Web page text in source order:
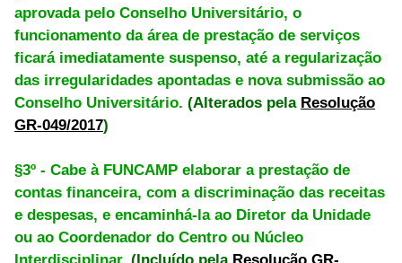
aprovada pelo Conselho Universitário, o
funcionamento da área de prestação de serviços
ficará imediatamente suspenso, até a regularização
das irregularidades apontadas e nova submissão ao
Conselho Universitário. (Alterados pela Resolução
GR-049/2017)
§3º - Cabe à FUNCAMP elaborar a prestação de
contas financeira, com a discriminação das receitas
e despesas, e encaminhá-la ao Diretor da Unidade
ou ao Coordenador do Centro ou Núcleo
Interdisciplinar. (Incluído pela Resolução GR-